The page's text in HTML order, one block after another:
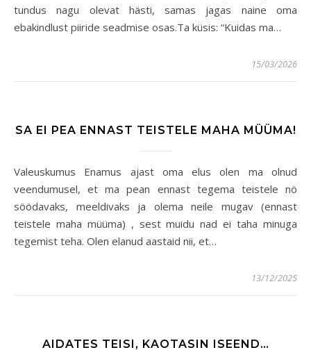
tundus nagu olevat hästi, samas jagas naine oma
ebakindlust piiride seadmise osas.Ta küsis: “Kuidas ma…
15/03/2026
SA EI PEA ENNAST TEISTELE MAHA MÜÜMA!
Valeuskumus Enamus ajast oma elus olen ma olnud
veendumusel, et ma pean ennast tegema teistele nö
söödavaks, meeldivaks ja olema neile mugav (ennast
teistele maha müüma) , sest muidu nad ei taha minuga
tegemist teha. Olen elanud aastaid nii, et…
13/12/2025
AIDATES TEISI, KAOTASIN ISEEND…